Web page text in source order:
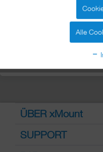
benötigen einen Ersatzteil
ÜBER xMount
SUPPORT
Alle